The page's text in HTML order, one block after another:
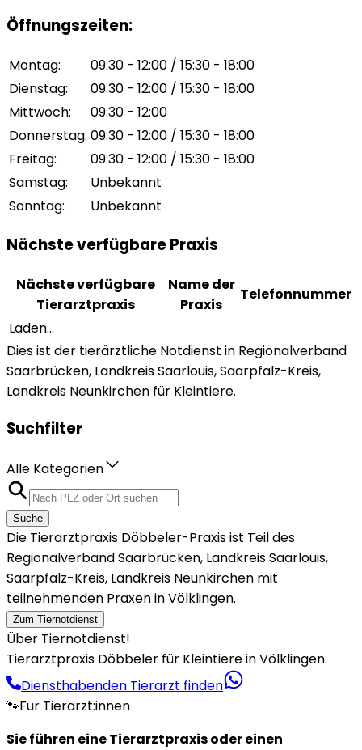
Öffnungszeiten:
Montag:
09:30 - 12:00 / 15:30 - 18:00
Dienstag:
09:30 - 12:00 / 15:30 - 18:00
Mittwoch:
09:30 - 12:00
Donnerstag: 09:30 - 12:00 / 15:30 - 18:00
Freitag:
09:30 - 12:00 / 15:30 - 18:00
Samstag:
Unbekannt
Sonntag: Unbekannt
Nächste verfügbare Praxis
Nächste verfügbare
Tierarztpraxis
Name der
Praxis
Telefonnummer
Laden...
Dies ist der tierärztliche Notdienst in Regionalverband
Saarbrücken, Landkreis Saarlouis, Saarpfalz-Kreis,
Landkreis Neunkirchen für Kleintiere.
Suchfilter
Alle Kategorien
Suche
Die Tierarztpraxis Döbbeler-Praxis ist Teil des
Regionalverband Saarbrücken, Landkreis Saarlouis,
Saarpfalz-Kreis, Landkreis Neunkirchen mit
teilnehmenden Praxen in Völklingen.
Zum Tiernotdienst
Über Tiernotdienst!
Tierarztpraxis Döbbeler für Kleintiere in Völklingen.
Diensthabenden Tierarzt finden
🐾Für Tierärzt:innen
Sie führen eine Tierarztpraxis oder einen